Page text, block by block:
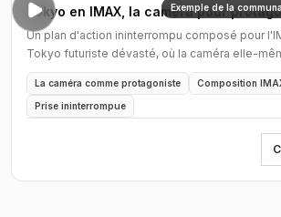
Exemple de la
Tokyo en IMAX, la caméra pour
Un plan d'action ininterrompu composé pour
Tokyo futuriste dévasté, où la caméra elle-
protagoniste.
La caméra comme protagoniste Composition
Prise ininterrompue